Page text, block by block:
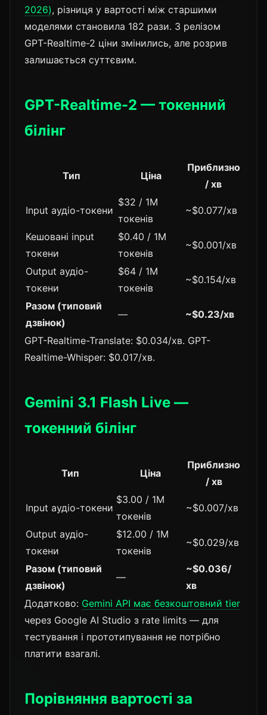
2026), різниця у вартості між старшими
моделями становила 182 рази. З релізом
GPT-Realtime-2 ціни змінились, але розрив
залишається суттєвим.
GPT-Realtime-2 — токенний
білінг
Тип Ціна
Приблизно
/ хв
Input аудіо-токени
$32 / 1M
токенів
~$0.077/хв
Кешовані input
токени
$0.40 / 1M
токенів
~$0.001/хв
Output аудіо-
токени
$64 / 1M
токенів
~$0.154/хв
Разом (типовий
дзвінок)
— ~$0.23/хв
GPT-Realtime-Translate: $0.034/хв. GPT-
Realtime-Whisper: $0.017/хв.
Gemini 3.1 Flash Live —
токенний білінг
Тип Ціна
Приблизно
/ хв
Input аудіо-токени
$3.00 / 1M
токенів
~$0.007/хв
Output аудіо-
токени
$12.00 / 1M
токенів
~$0.029/хв
Разом (типовий
дзвінок)
—
~$0.036/
хв
Додатково: Gemini API має безкоштовний tier
через Google AI Studio з rate limits — для
тестування і прототипування не потрібно
платити взагалі.
Порівняння вартості за